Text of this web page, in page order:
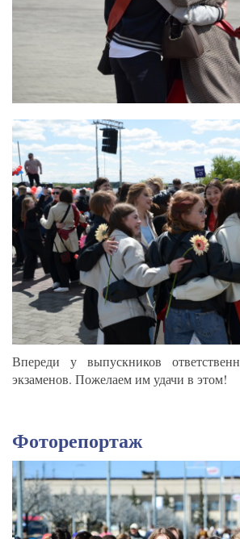
Впереди у выпускников
экзаменов. Пожелаем им удачи в этом!
Фоторепортаж